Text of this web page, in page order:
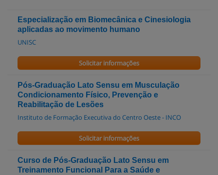
Especialização em Biomecânica e Cinesiologia
aplicadas ao movimento humano
UNISC
Solicitar informações
Pós-Graduação Lato Sensu em Musculação
Condicionamento Físico, Prevenção e
Reabilitação de Lesões
Instituto de Formação Executiva do Centro Oeste - INCO
Solicitar informações
Curso de Pós-Graduação Lato Sensu em
Treinamento Funcional Para a Saúde e